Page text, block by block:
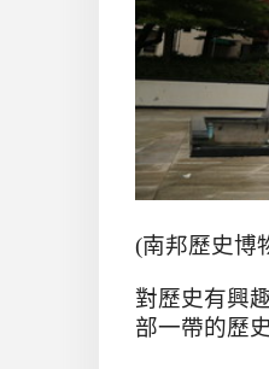
(南邦歷史博
對歷史有興
部一帶的歷